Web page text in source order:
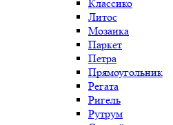
Классико
Литос
Мозаика
Паркет
Петра
Прямоугольник
Регата
Ригель
Рутрум